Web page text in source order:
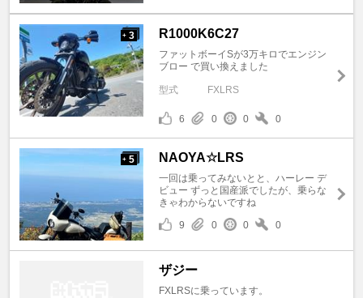
+ 3 R1000K6C27
ファットボーイSが3万キロでエンジン
ブロー で買い換えました
型式 FXLRS
6 0 0 0
+ 5 NAOYA☆LRS
一回は乗ってみないとと、ハーレー デ
ビュー ずっと国産派でしたが、乗らな
きゃわからないですね
9
0 0 0
ザジー
FXLRSに乗っています。